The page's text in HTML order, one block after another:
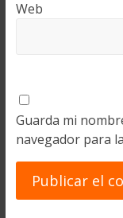
Web
Guarda mi
navegador para